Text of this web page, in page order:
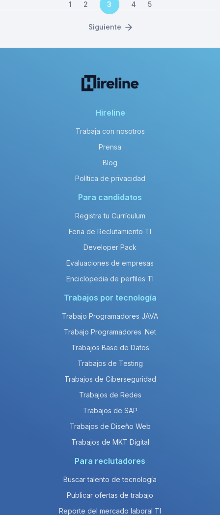
1 2 3 4 5
Siguiente
Hireline
Trabaja con nosotros
Prensa
Blog
Política de privacidad
Para candidatos
Registra tu Currículum
Feria de Reclutamiento TI
Developer Pack
Evaluaciones de empresas
Enciclopedia de perfiles TI
Trabajos por tecnología
Trabajo Programadores JAVA
Trabajo Programadores .Net
Trabajos Base de Datos
Trabajos de Testing
Trabajos de Ciberseguridad
Trabajos de Redes
Trabajos de SAP
Trabajos de Diseño Web
Trabajos de MKT Digital
Para reclutadores
Buscar talento de tecnología
Publicar ofertas de trabajo
Reporte del mercado laboral TI